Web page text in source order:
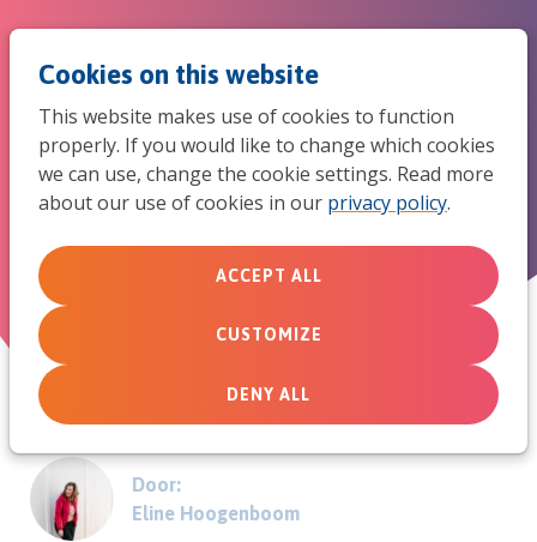
Cookies on this website
This website makes use of cookies to function
properly. If you would like to change which cookies
we can use, change the cookie settings. Read more
about our use of cookies in our privacy policy.
ACCEPT ALL
CUSTOMIZE
DENY ALL
4 ideeën voor meidenwerk in
de kerk
February 22, 2013
Door:
Eline Hoogenboom